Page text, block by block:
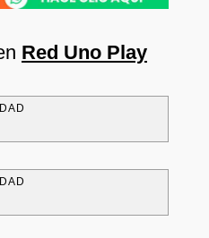
Red Uno Play